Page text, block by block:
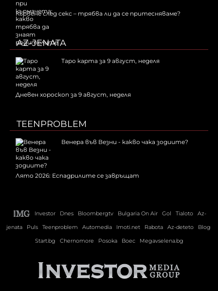
Кървене след секс – трябва ли да се притесняваме?
AZ-JENATA
Таро карта за 9 август, неделя
Дневен хороскоп за 9 август, неделя
TEENPROBLEM
Венера във Везни - какво чака зодиите?
Лято 2026: Еспадрилите се завръщат
Investor Dnes Bloombergtv Bulgaria On Air Gol Tialoto
Az-
jenata
Puls Teenproblem Automedia Imoti.net Rabota Az-deteto
Blog
Start.bg
Chernomore Posoka Boec Megavselena.bg